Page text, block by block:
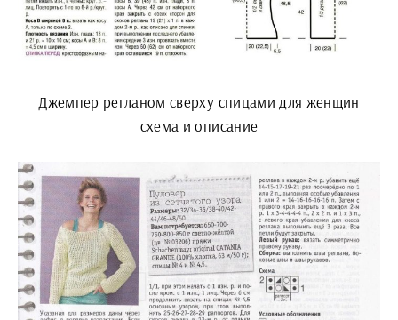
Джемпер регланом сверху спицами для женщин
схема и описание